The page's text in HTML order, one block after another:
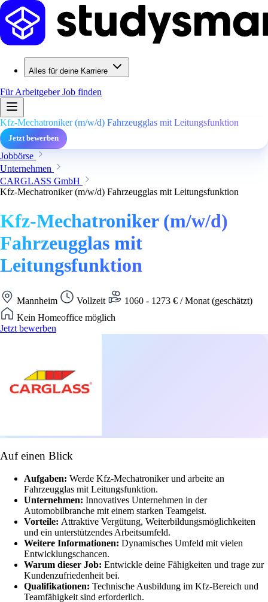
Alles für deine Karriere
Für ArbeitgeberJob finden
Kfz-Mechatroniker (m/w/d) Fahrzeugglas mit Leitungsfunktion
Jetzt bewerben
Jobbörse
Unternehmen
CARGLASS GmbH
Kfz-Mechatroniker (m/w/d) Fahrzeugglas mit Leitungsfunktion
Kfz-Mechatroniker (m/w/d)
Fahrzeugglas mit
Leitungsfunktion
Mannheim Vollzeit
1060 - 1273 € / Monat (geschätzt)
Kein Homeoffice möglich
Jetzt bewerben
Auf einen Blick
Aufgaben: Werde Kfz-Mechatroniker und arbeite an
Fahrzeugglas mit Leitungsfunktion.
Unternehmen: Innovatives Unternehmen in der
Automobilbranche mit einem starken Teamgeist.
Vorteile: Attraktive Vergütung, Weiterbildungsmöglichkeiten
und ein unterstützendes Arbeitsumfeld.
Weitere Informationen: Dynamisches Umfeld mit vielen
Entwicklungschancen.
Warum dieser Job: Entwickle deine Fähigkeiten und trage zur
Kundenzufriedenheit bei.
Qualifikationen: Technische Ausbildung im Kfz-Bereich und
Teamfähigkeit sind erforderlich.